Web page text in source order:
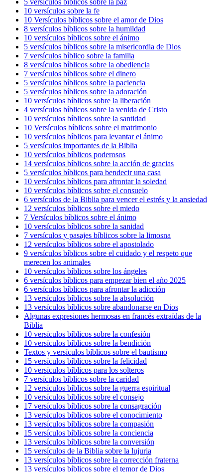
10 versículos sobre la fe
10 Versículos bíblicos sobre el amor de Dios
8 versículos bíblicos sobre la humildad
10 versículos bíblicos sobre el ánimo
5 versículos bíblicos sobre la misericordia de Dios
7 versículos bíblico sobre la familia
8 versículos bíblicos sobre la obediencia
7 versículos bíblicos sobre el dinero
5 versículos bíblicos sobre la paciencia
5 versículos bíblicos sobre la adoración
10 versículos bíblicos sobre la liberación
4 versículos bíblicos sobre la venida de Cristo
10 versículos bíblicos sobre la santidad
10 Versículos bíblicos sobre el matrimonio
10 versículos bíblicos para levantar el ánimo
5 versículos importantes de la Biblia
10 versículos bíblicos poderosos
14 versículos bíblicos sobre la acción de gracias
5 versículos bíblicos para bendecir una casa
10 versículos bíblicos para afrontar la soledad
10 versículos bíblicos sobre el consuelo
6 versículos de la Biblia para vencer el estrés y la ansiedad
12 versículos bíblicos sobre el miedo
7 Versículos bíblicos sobre el ánimo
10 versículos bíblicos sobre la sanidad
7 versículos y pasajes bíblicos sobre la limosna
12 versículos bíblicos sobre el apostolado
9 versículos bíblicos sobre el cuidado y el respeto que
merecen los animales
10 versículos bíblicos sobre los ángeles
6 versículos bíblicos para empezar bien el año 2025
6 versículos bíblicos para afrontar la adicción
13 versículos bíblicos sobre la absolución
13 versículos bíblicos sobre abandonarse en Dios
Algunas expresiones hermosas en francés extraídas de la
Biblia
10 versículos bíblicos sobre la confesión
10 versículos bíblicos sobre la bendición
Textos y versículos bíblicos sobre el bautismo
15 versículos bíblicos sobre la felicidad
10 versículos bíblicos para los solteros
7 versículos bíblicos sobre la caridad
12 versículos bíblicos sobre la guerra espiritual
10 versículos bíblicos sobre el consejo
17 versículos bíblicos sobre la consagración
13 versículos bíblicos sobre el conocimiento
13 versículos bíblicos sobre la compasión
15 versículos bíblicos sobre la conciencia
13 versículos bíblicos sobre la conversión
15 versículos de la Biblia sobre la lujuria
13 versículos bíblicos sobre la corrección fraterna
13 versículos bíblicos sobre el temor de Dios